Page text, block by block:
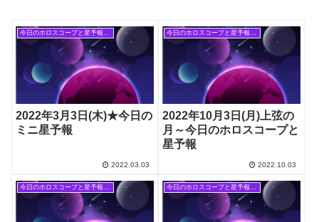
今日のホロスコープと星予報(旧記事)
2022年3月3日(木)★今日の
ミニ星予報
2022.03.03
今日のホロスコープと星予報(旧記事)
2022年10月3日(月)上弦の
月～今日のホロスコープと
星予報
2022.10.03
今日のホロスコープと星予報(旧記事) 今日のホロスコープと星予報(旧記事)